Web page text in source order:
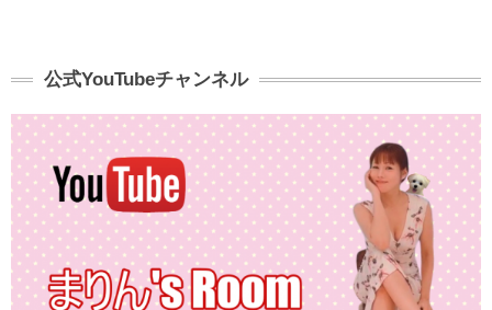
公式YouTubeチャンネル